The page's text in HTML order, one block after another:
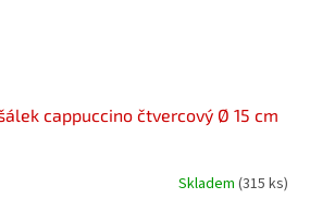
cappuccino čtvercový Ø 15 cm
Skladem (315 ks)